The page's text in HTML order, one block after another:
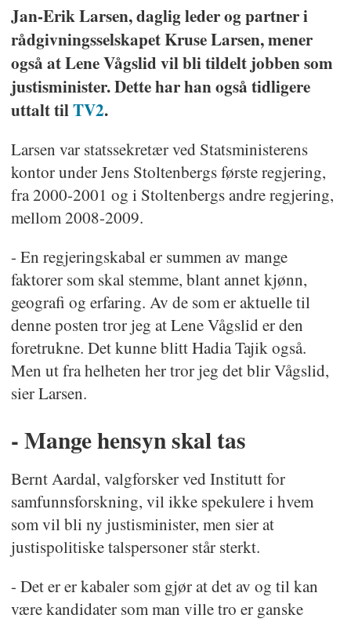
Jan-Erik Larsen, daglig leder og partner i
rådgivningsselskapet Kruse Larsen, mener
også at Lene Vågslid vil bli tildelt jobben som
justisminister. Dette har han også tidligere
uttalt tilTV2.
Larsen var statssekretær ved Statsministerens
kontor under Jens Stoltenbergs første regjering,
fra 2000-2001 og i Stoltenbergs andre regjering,
mellom 2008-2009.
- En regjeringskabal er summen av mange
faktorer som skal stemme, blant annet kjønn,
geografi og erfaring. Av de som er aktuelle til
denne posten tror jeg at Lene Vågslid er den
foretrukne. Det kunne blitt Hadia Tajik også.
Men ut fra helheten her tror jeg det blir Vågslid,
sier Larsen.
- Mange hensyn skal tas
Bernt Aardal, valgforsker ved Institutt for
samfunnsforskning, vil ikke spekulere i hvem
som vil bli ny justisminister, men sier at
justispolitiske talspersoner står sterkt.
- Det er er kabaler som gjør at det av og til kan
være kandidater som man ville tro er ganske